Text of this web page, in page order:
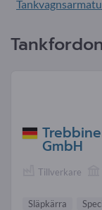
GmbH
Tillverkare
Släpkärra